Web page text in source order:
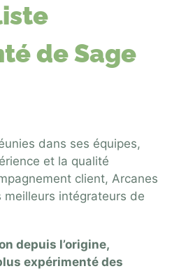
de Sage
dans ses équipes,
et la qualité
client, Arcanes
meilleurs intégrateurs de
depuis l’origine,
expérimenté des